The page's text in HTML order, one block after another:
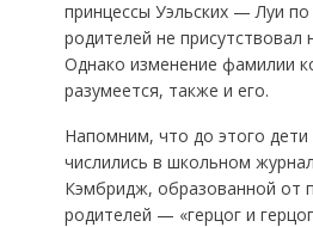
принцессы Уэльских — Луи
родителей не присутствовал
Однако изменение фамилии
разумеется, также и его.
Напомним, что до этого дети
числились в школьном
Кэмбридж, образованной от
родителей — «герцог и